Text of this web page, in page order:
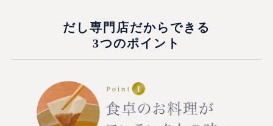
だし専門店だからできる
3つのポイント